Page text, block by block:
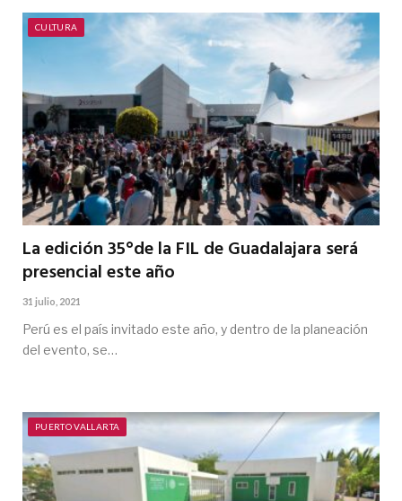
CULTURA
La edición 35°de la FIL de Guadalajara será
presencial este año
31 julio, 2021
Perú es el país invitado este año, y dentro de la planeación
del evento, se…
PUERTO VALLARTA